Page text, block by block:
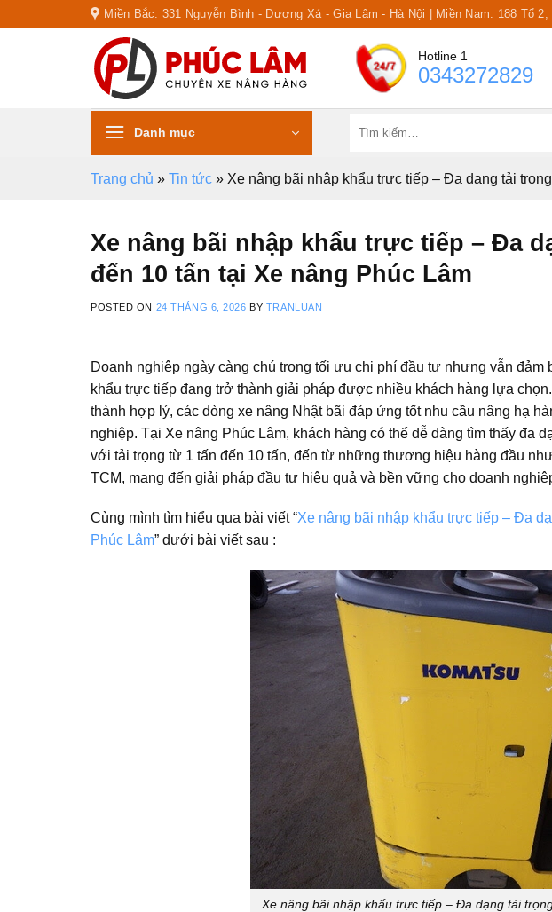
to
Miền Bắc: 331 Nguyễn Bình - Dương Xá - Gia Lâm - Hà Nội | Miền Nam: 188 Tổ
Hotline 1
0343272829
Danh mục
kiếm:
Trang chủ » Tin tức » Xe nâng bãi nhập khẩu trực tiếp – Đa dạng tải
Xe nâng bãi nhập khẩu trực tiếp – Đa
đến 10 tấn tại Xe nâng Phúc Lâm
POSTED ON 24 THÁNG 6, 2026 BY TRANLUAN
Doanh nghiệp ngày càng chú trọng tối ưu chi phí đầu tư nhưng vẫn đảm
khẩu trực tiếp đang trở thành giải pháp được nhiều khách hàng lựa
thành hợp lý, các dòng xe nâng Nhật bãi đáp ứng tốt nhu cầu nâng hạ
nghiệp. Tại Xe nâng Phúc Lâm, khách hàng có thể dễ dàng tìm thấy đa
với tải trọng từ 1 tấn đến 10 tấn, đến từ những thương hiệu hàng đầu
TCM, mang đến giải pháp đầu tư hiệu quả và bền vững cho doanh
Cùng mình tìm hiểu qua bài viết “Xe nâng bãi nhập khẩu trực tiếp – Đa
Phúc Lâm” dưới bài viết sau :
Xe nâng bãi nhập khẩu trực tiếp – Đa dạng tải